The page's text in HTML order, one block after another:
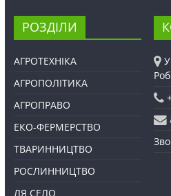
РОЗДІЛИ
АГРОТЕХНІКА
АГРОПОЛІТИКА
АГРОПРАВО
ЕКО-ФЕРМЕРСТВО
ТВАРИННИЦТВО
РОСЛИННИЦТВО
ЛЯ СЕЛО